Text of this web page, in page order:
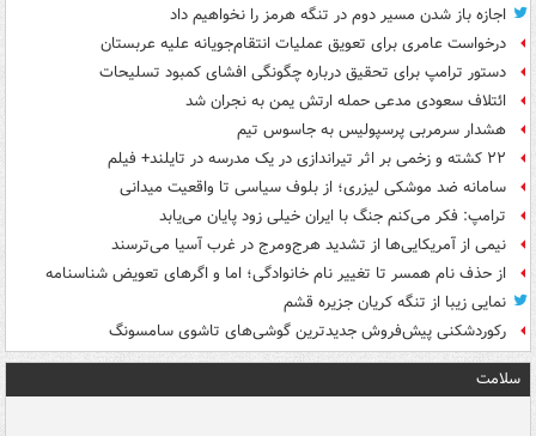
اجازه باز شدن مسیر دوم در تنگه هرمز را نخواهیم داد
درخواست عامری برای تعویق عملیات انتقام‌جویانه علیه عربستان
دستور ترامپ برای تحقیق درباره چگونگی افشای کمبود تسلیحات
ائتلاف سعودی مدعی حمله ارتش یمن به نجران شد
هشدار سرمربی پرسپولیس به جاسوس تیم
۲۲ کشته و زخمی بر اثر تیراندازی در یک مدرسه در تایلند+ فیلم
سامانه ضد موشکی لیزری؛ از بلوف سیاسی تا واقعیت میدانی
ترامپ: فکر می‌کنم جنگ با ایران خیلی زود پایان می‌یابد
نیمی از آمریکایی‌ها از تشدید هرج‌ومرج در غرب آسیا می‌ترسند
از حذف نام همسر تا تغییر نام خانوادگی؛ اما و اگرهای تعویض شناسنامه
نمایی زیبا از تنگه کریان جزیره قشم
رکوردشکنی پیش‌فروش جدیدترین گوشی‌های تاشوی سامسونگ
سلامت